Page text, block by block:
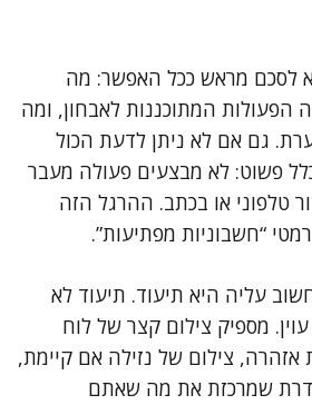
לסכם מראש ככל האפשר: מה
המתוכננות לאבחון, ומה
גם אם לא ניתן לדעת הכול
פשוט: לא מבצעים פעולה מעבר
טלפוני או בכתב. ההרגל הזה
“חשבוניות מפתיעות”.
עליה היא תיעוד. תיעוד לא
מספיק צילום קצר של לוח
אזהרה, צילום של נזילה אם קיימת,
שמרכזת את מה שאתם